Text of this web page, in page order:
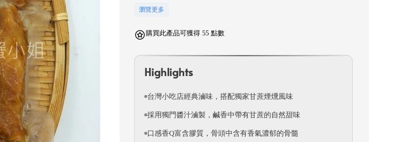
瀏覽更多
購買此產品可獲得 55 點數
Highlights
台灣小吃店經典滷味，搭配獨家甘蔗煙燻風味
採用獨門醬汁滷製，鹹香中帶有甘蔗的自然甜味
口感香Q富含膠質，骨頭中含有香氣濃郁的骨髓